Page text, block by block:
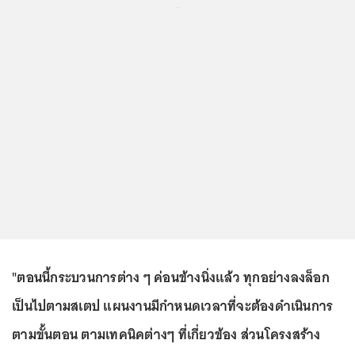
"ตอนนี้กระบวนการต่าง ๆ ค่อนข้างนิ่งแล้ว ทุกอย่างลงล็อก
เป็นไปตามสเตป แผนงานมีกำหนดเวลาที่จะต้องดำเนินการ
ตามขั้นตอน ตามเทคนิคต่างๆ ที่เกี่ยวข้อง ส่วนโครงสร้าง